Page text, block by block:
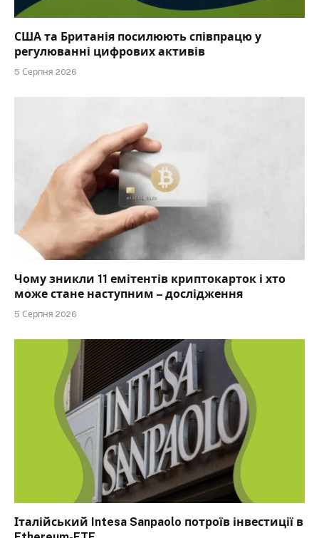
США та Британія посилюють співпрацю у
регулюванні цифрових активів
5 Серпня 2026
Чому зникли 11 емітентів криптокарток і хто
може стане наступним – дослідження
5 Серпня 2026
Італійський Intesa Sanpaolo потроїв інвестиції в